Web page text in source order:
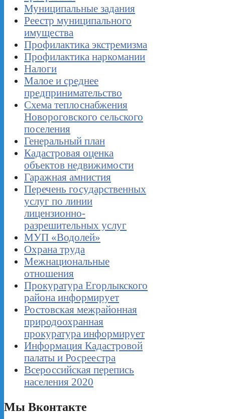
Муниципальные задания
Реестр муниципального
имущества
Профилактика экстремизма
Профилактика наркомании
Налоги
Малое и среднее
предпринимательство
Схема теплоснабжения
Новороговского сельского
поселения
Генеральный план
Кадастровая оценка
объектов недвижимости
Гаражная амнистия
Перечень государственных
услуг по линии
лицензионно-
разрешительных услуг
МУП «Водолей»
Охрана труда
Межнациональные
отношения
Прокуратура Егорлыкского
района информирует
Ростовская межрайонная
природоохранная
прокуратура информирует
Информация Кадастровой
палаты и Росреестра
Всероссийская перепись
населения 2020
Мы Вконтакте